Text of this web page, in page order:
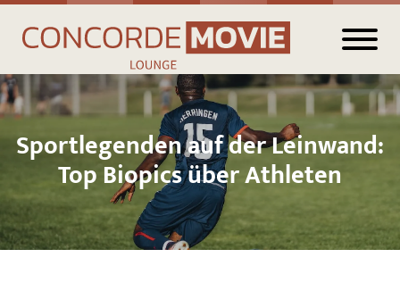
Sportlegenden auf der Leinwand:
Top Biopics über Athleten